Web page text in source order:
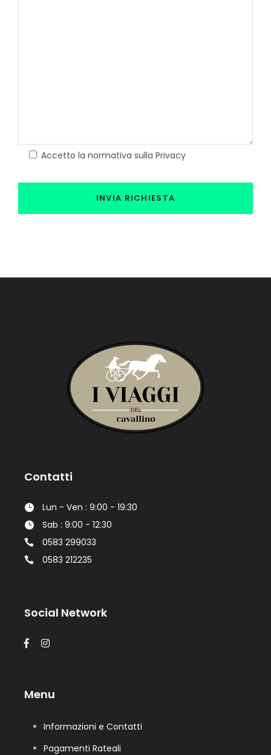
Accetto la normativa sulla Privacy
Contatti
Lun - Ven : 9:00 - 19:30
Sab : 9:00 - 12:30
0583 299033
0583 212235
Social Network
Menu
Informazioni e Contatti
Pagamenti Rateali